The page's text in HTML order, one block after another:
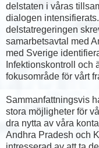
delstaten i våras
dialogen
delstatregeringen
samarbetsavtal med
med Sverige
Infektionskontroll och
fokusområde för vårt
Sammanfattningsvis
stora möjligheter för
dra nytta av våra
Andhra Pradesh och